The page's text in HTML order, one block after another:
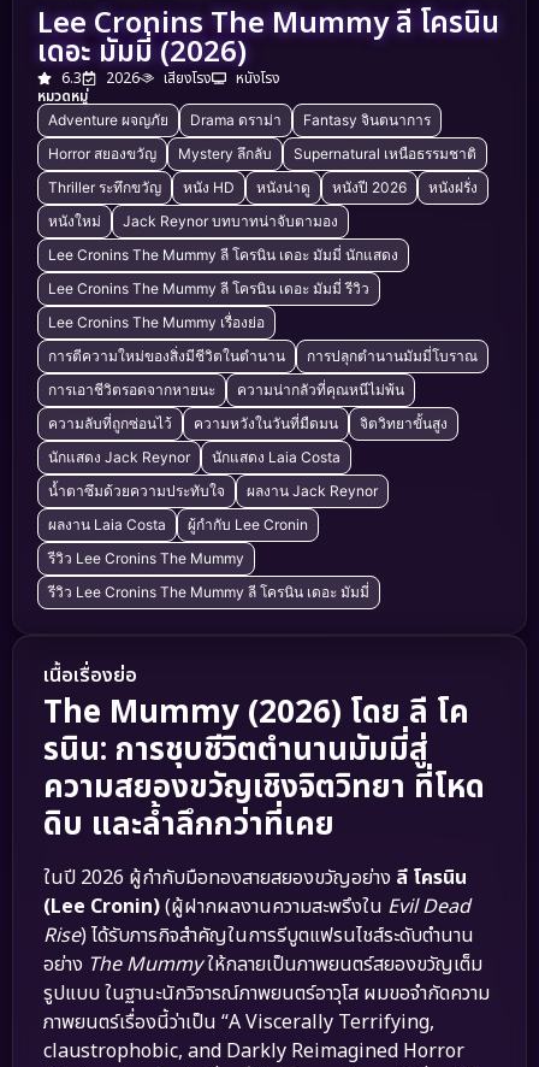
Lee Cronins The Mummy ลี โครนิน
เดอะ มัมมี่ (2026)
6.3 2026 เสียงโรง
หนังโรง
หมวดหมู่
Adventure ผจญภัย Drama ดราม่า
Fantasy จินตนาการ
Horror สยองขวัญ
Mystery ลึกลับ
Supernatural เหนือธรรมชาติ
Thriller ระทึกขวัญ
หนัง HD หนังน่าดู หนังปี 2026
หนังฝรั่ง
หนังใหม่
Jack Reynor บทบาทน่าจับตามอง
Lee Cronins The Mummy ลี โครนิน เดอะ มัมมี่ นักแสดง
Lee Cronins The Mummy ลี โครนิน เดอะ มัมมี่ รีวิว
Lee Cronins The Mummy เรื่องย่อ
การตีความใหม่ของสิ่งมีชีวิตในตำนาน
การปลุกตำนานมัมมี่โบราณ
การเอาชีวิตรอดจากหายนะ
ความน่ากลัวที่คุณหนีไม่พ้น
ความลับที่ถูกซ่อนไว้
ความหวังในวันที่มืดมน
จิตวิทยาขั้นสูง
นักแสดง Jack Reynor
นักแสดง Laia Costa
น้ำตาซึมด้วยความประทับใจ
ผลงาน Jack Reynor
ผลงาน Laia Costa
ผู้กำกับ Lee Cronin
รีวิว Lee Cronins The Mummy
รีวิว Lee Cronins The Mummy ลี โครนิน เดอะ มัมมี่
เนื้อเรื่องย่อ
The Mummy (2026) โดย ลี โค
รนิน: การชุบชีวิตตำนานมัมมี่สู่
ความสยองขวัญเชิงจิตวิทยา ที่โหด
ดิบ และล้ำลึกกว่าที่เคย
ในปี 2026 ผู้กำกับมือทองสายสยองขวัญอย่าง ลี โครนิน
(Lee Cronin)(ผู้ฝากผลงานความสะพรึงใน Evil Dead
Rise) ได้รับภารกิจสำคัญในการรีบูตแฟรนไชส์ระดับตำนาน
อย่าง The Mummyให้กลายเป็นภาพยนตร์สยองขวัญเต็ม
รูปแบบ ในฐานะนักวิจารณ์ภาพยนตร์อาวุโส ผมขอจำกัดความ
ภาพยนตร์เรื่องนี้ว่าเป็น “A Viscerally Terrifying,
claustrophobic, and Darkly Reimagined Horror